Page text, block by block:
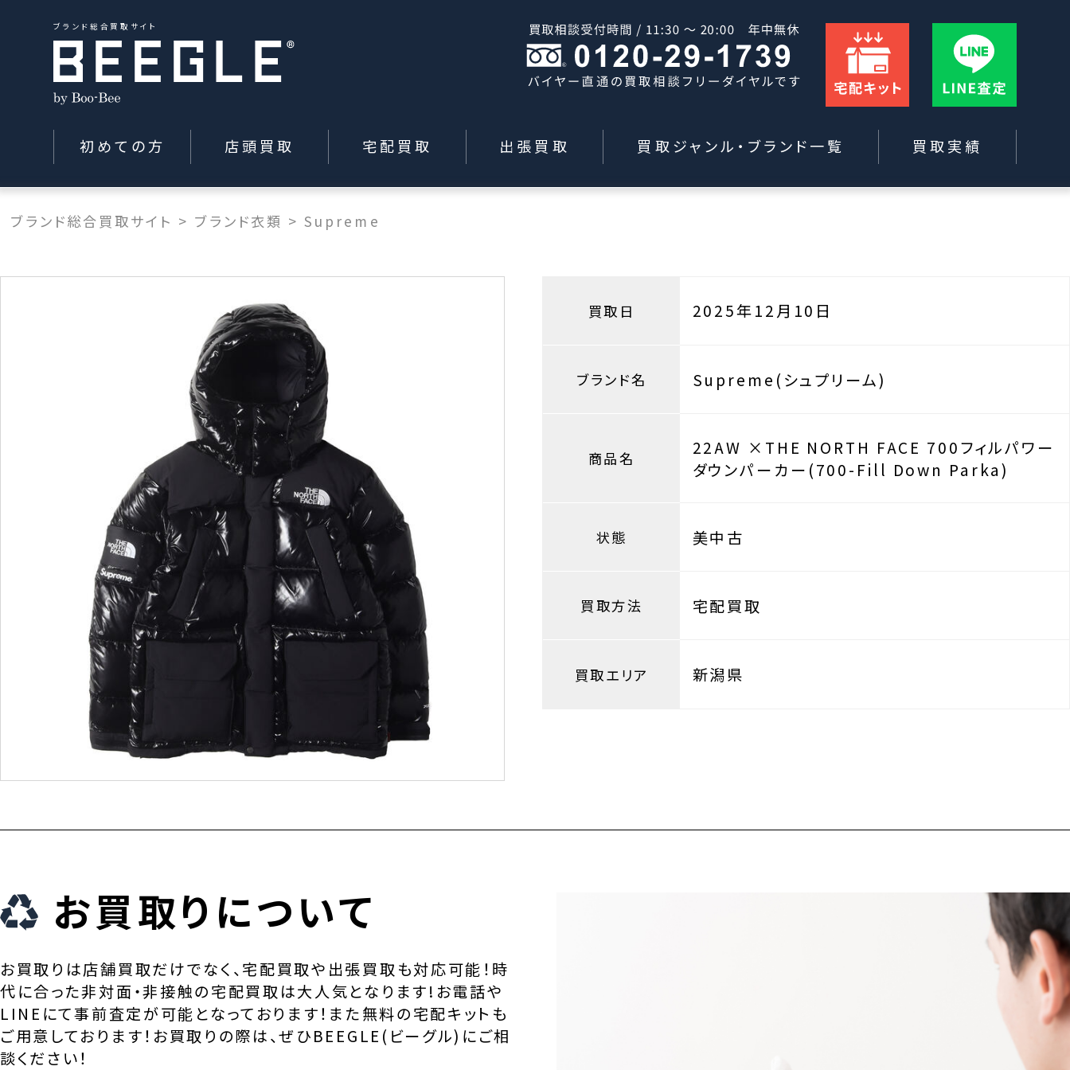
ブランド総合買取サイト
初めての方 店頭買取 宅配買取 出張買取 買取ジャンル・ブランド一覧 買取実績
ブランド総合買取サイト > ブランド衣類 >Supreme
買取日 2025年12月10日
ブランド名 Supreme(シュプリーム)
商品名
22AW ×THE NORTH FACE 700フィルパワー
ダウンパーカー(700-Fill Down Parka)
状態 美中古
買取方法 宅配買取
買取エリア 新潟県
お買取りについて
お買取りは店舗買取だけでなく、宅配買取や出張買取も対応可能！時
代に合った非対面・非接触の宅配買取は大人気となります!お電話や
LINEにて事前査定が可能となっております！また無料の宅配キットも
ご用意しております！お買取りの際は、ぜひBEEGLE(ビーグル)にご相
談ください！